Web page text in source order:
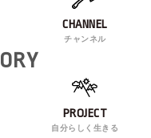
CHANNEL
チャンネル
PROJECT
自分らしく生きる